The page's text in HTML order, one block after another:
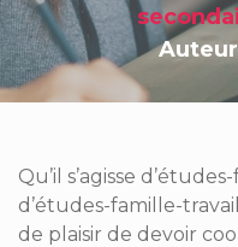
Qu’il s’agisse
d’études-famille-
de plaisir de devoir